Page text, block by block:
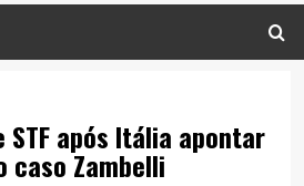
STF após Itália apontar
caso Zambelli